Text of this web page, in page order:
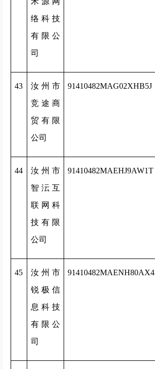
络科技
有限公
司
43
汝州市
竞途商
贸有限
公司
91410482MAG02XHB5J
44
汝州市
智沄互
联网科
技有限
公司
91410482MAEHJ9AW1T
45
汝州市
锐极信
息科技
有限公
司
91410482MAENH80AX4